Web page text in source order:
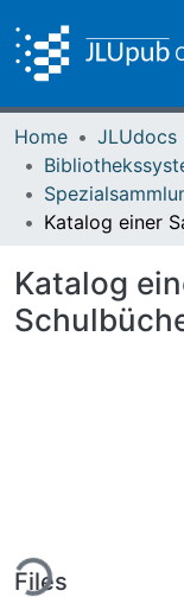
Home JLUdocs
Katalog
Files